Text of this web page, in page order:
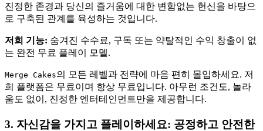
진정한 존경과 당신의 즐거움에 대한 변함없는 헌신을 바탕으
로 구축된 관계를 육성하는 것입니다.
저희 기능: 숨겨진 수수료, 구독 또는 약탈적인 수익 창출이 없
는 완전 무료 플레이 모델.
Merge Cakes의 모든 레벨과 전략에 마음 편히 몰입하세요. 저
희 플랫폼은 무료이며 항상 무료입니다. 아무런 조건도, 놀라
움도 없이, 진정한 엔터테인먼트만을 제공합니다.
3. 자신감을 가지고 플레이하세요: 공정하고 안전한